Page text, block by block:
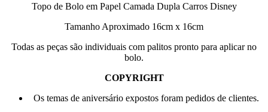
Topo de Bolo em Papel Camada Dupla Carros Disney
Tamanho Aproximado 16cm x 16cm
Todas as peças são individuais com palitos pronto para aplicar no
bolo.
COPYRIGHT
Os temas de aniversário expostos foram pedidos de clientes.